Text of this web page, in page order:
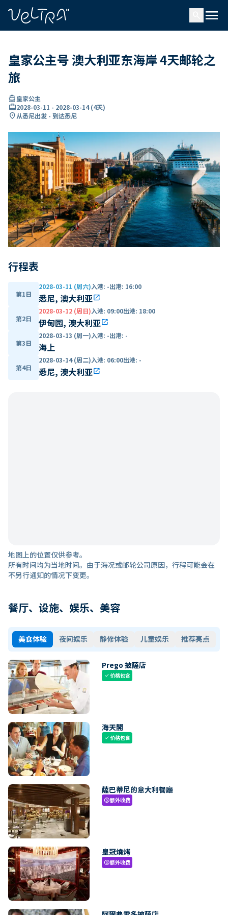
menu
皇家公主号 澳大利亚东海岸 4天邮轮之
旅
directions_boat皇家公主
card_travel2028-03-11 - 2028-03-14(4天)
location_on从悉尼出发 - 到达悉尼
行程表
第1日
2028-03-11 (周六)入港: -出港: 16:00
悉尼, 澳大利亚open_in_new
第2日
2028-03-12 (周日)入港: 09:00出港: 18:00
伊甸园, 澳大利亚open_in_new
第3日
2028-03-13 (周一)入港: -出港: -
海上
第4日
2028-03-14 (周二)入港: 06:00出港: -
悉尼, 澳大利亚open_in_new
地图上的位置仅供参考。
所有时间均为当地时间。由于海况或邮轮公司原因，行程可能会在
不另行通知的情况下变更。
餐厅、设施、娱乐、美容
美食体验 夜间娱乐 静修体验 儿童娱乐 推荐亮点
Prego 披薩店
check价格包含
海天閣
check价格包含
薩巴蒂尼的意大利餐廳
paid额外收费
皇冠燒烤
paid额外收费